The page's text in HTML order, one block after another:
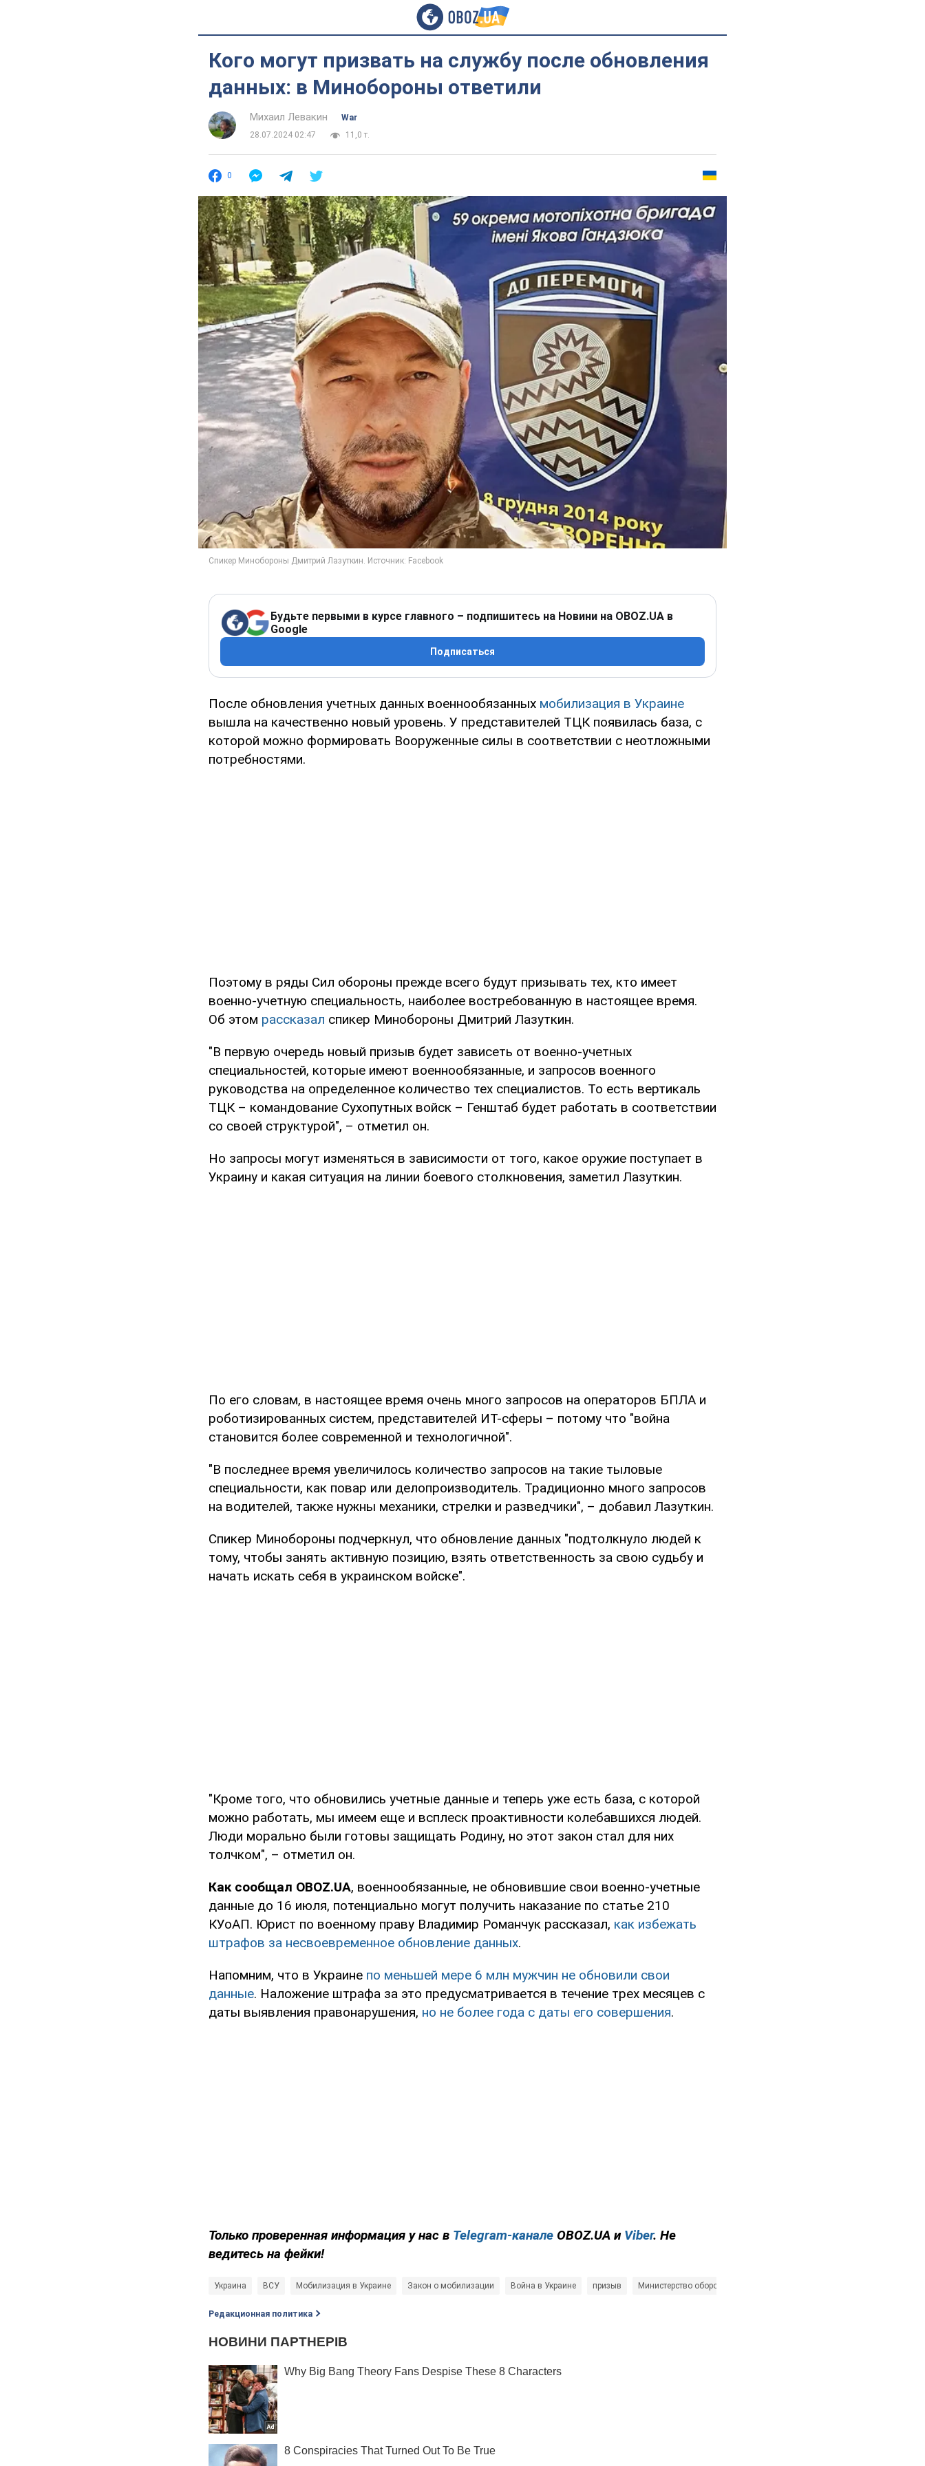
Кого могут призвать на службу после обновления
данных: в Минобороны ответили
Михаил Левакин
War
28.07.2024 02:47
11,0 т.
0
Будьте первыми в курсе главного – подпишитесь на Новини на OBOZ.UA в
Google
Подписаться
После обновления учетных данных военнообязанных мобилизация в Украине
вышла на качественно новый уровень. У представителей ТЦК появилась база, с
которой можно формировать Вооруженные силы в соответствии с неотложными
потребностями.
Поэтому в ряды Сил обороны прежде всего будут призывать тех, кто имеет
военно-учетную специальность, наиболее востребованную в настоящее время.
Об этом рассказал спикер Минобороны Дмитрий Лазуткин.
"В первую очередь новый призыв будет зависеть от военно-учетных
специальностей, которые имеют военнообязанные, и запросов военного
руководства на определенное количество тех специалистов. То есть вертикаль
ТЦК – командование Сухопутных войск – Генштаб будет работать в соответствии
со своей структурой", – отметил он.
Но запросы могут изменяться в зависимости от того, какое оружие поступает в
Украину и какая ситуация на линии боевого столкновения, заметил Лазуткин.
По его словам, в настоящее время очень много запросов на операторов БПЛА и
роботизированных систем, представителей ИТ-сферы – потому что "война
становится более современной и технологичной".
"В последнее время увеличилось количество запросов на такие тыловые
специальности, как повар или делопроизводитель. Традиционно много запросов
на водителей, также нужны механики, стрелки и разведчики", – добавил Лазуткин.
Спикер Минобороны подчеркнул, что обновление данных "подтолкнуло людей к
тому, чтобы занять активную позицию, взять ответственность за свою судьбу и
начать искать себя в украинском войске".
"Кроме того, что обновились учетные данные и теперь уже есть база, с которой
можно работать, мы имеем еще и всплеск проактивности колебавшихся людей.
Люди морально были готовы защищать Родину, но этот закон стал для них
толчком", – отметил он.
Как сообщал OBOZ.UA, военнообязанные, не обновившие свои военно-учетные
данные до 16 июля, потенциально могут получить наказание по статье 210
КУоАП. Юрист по военному праву Владимир Романчук рассказал, как избежать
штрафов за несвоевременное обновление данных.
Напомним, что в Украине по меньшей мере 6 млн мужчин не обновили свои
данные. Наложение штрафа за это предусматривается в течение трех месяцев с
даты выявления правонарушения, но не более года с даты его совершения.
Только проверенная информация у нас в Telegram-канале OBOZ.UA и Viber. Не
ведитесь на фейки!
Украина ВСУ Мобилизация в Украине Закон о мобилизации Война в Украине призыв Министерство обороны Украины
Редакционная политика